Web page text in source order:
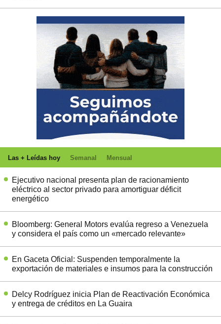
Las + Leídas hoy Semanal Mensual
Ejecutivo nacional presenta plan de racionamiento
eléctrico al sector privado para amortiguar déficit
energético
Bloomberg: General Motors evalúa regreso a Venezuela
y considera el país como un «mercado relevante»
En Gaceta Oficial: Suspenden temporalmente la
exportación de materiales e insumos para la construcción
Delcy Rodríguez inicia Plan de Reactivación Económica
y entrega de créditos en La Guaira